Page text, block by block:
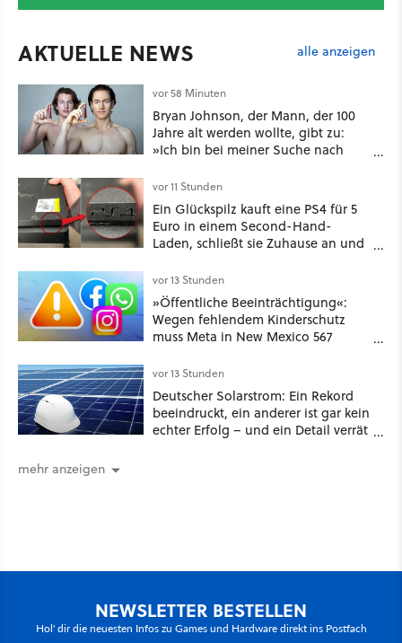
AKTUELLE NEWS alle anzeigen
vor 58 Minuten
Bryan Johnson, der Mann, der 100
Jahre alt werden wollte, gibt zu:
»Ich bin bei meiner Suche nach
vor 11 Stunden
Ein Glückspilz kauft eine PS4 für 5
Euro in einem Second-Hand-
Laden, schließt sie Zuhause an und
funktionierende PlayStation [Best of
GameStar]
vor 13 Stunden
»Öffentliche Beeinträchtigung«:
Wegen fehlendem Kinderschutz
muss Meta in New Mexico 567
vor 13 Stunden
Deutscher Solarstrom: Ein Rekord
beeindruckt, ein anderer ist gar kein
echter Erfolg – und ein Detail verrät
mehr anzeigen
NEWSLETTER BESTELLEN
Hol' dir die neuesten Infos zu Games und Hardware direkt ins Postfach